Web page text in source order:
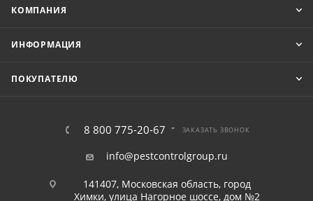
КОМПАНИЯ
ИНФОРМАЦИЯ
ПОКУПАТЕЛЮ
8 800 775-20-67 ЗАКАЗАТЬ ЗВОНОК
info@pestcontrolgroup.ru
141407, Московская область, город
Химки, улица Нагорное шоссе, дом №2